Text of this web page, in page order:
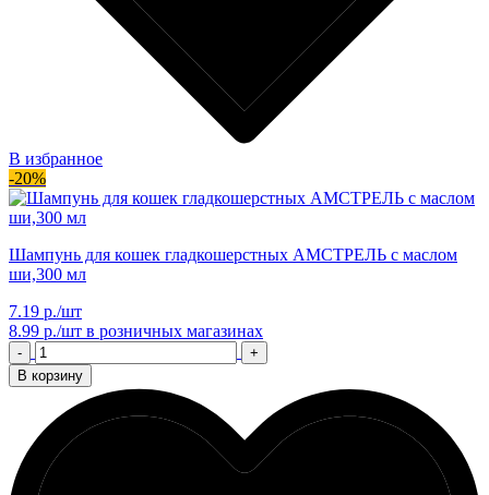
В избранное
-20%
Шампунь для кошек гладкошерстных АМСТРЕЛЬ с маслом
ши,300 мл
7.19 р./шт
8.99 р./шт в розничных магазинах
-
+
В корзину